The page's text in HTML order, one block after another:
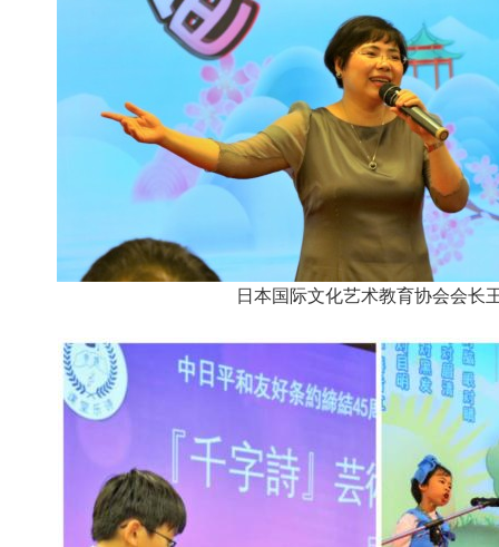
日本国际文化艺术教育协会会长